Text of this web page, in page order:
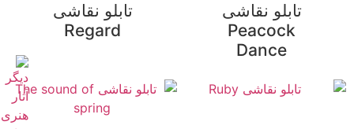
تابلو نقاشی
Peacock
Dance
تابلو نقاشی
Regard